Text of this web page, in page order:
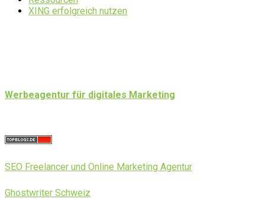
XING erfolgreich nutzen
Werbeagentur für digitales Marketing
SEO Freelancer und Online Marketing Agentur
Ghostwriter Schweiz